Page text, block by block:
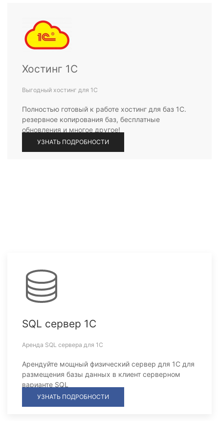
Хостинг 1С
Выгодный хостинг для 1С
Полностью готовый к работе хостинг для баз 1С.
резервное копирования баз, бесплатные
обновления и многое другое!
УЗНАТЬ ПОДРОБНОСТИ
SQL сервер 1С
Аренда SQL сервера для 1С
Арендуйте мощный физический сервер для 1С для
размещения базы данных в клиент серверном
варианте SQL
УЗНАТЬ ПОДРОБНОСТИ